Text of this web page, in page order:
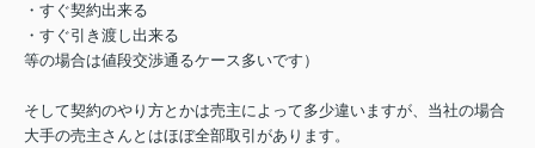
・すぐ契約出来る
・すぐ引き渡し出来る
等の場合は値段交渉通るケース多いです）
そして契約のやり方とかは売主によって多少違いますが、当社の場合
大手の売主さんとはほぼ全部取引があります。